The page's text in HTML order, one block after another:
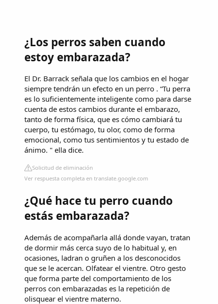
¿Los perros saben cuando
estoy embarazada?
El Dr. Barrack señala que los cambios en el hogar
siempre tendrán un efecto en un perro . “Tu perra
es lo suficientemente inteligente como para darse
cuenta de estos cambios durante el embarazo,
tanto de forma física, que es cómo cambiará tu
cuerpo, tu estómago, tu olor, como de forma
emocional, como tus sentimientos y tu estado de
ánimo. " ella dice.
Solicitud de eliminación
Ver respuesta completa en translate.google.com
¿Qué hace tu perro cuando
estás embarazada?
Además de acompañarla allá donde vayan, tratan
de dormir más cerca suyo de lo habitual y, en
ocasiones, ladran o gruñen a los desconocidos
que se le acercan. Olfatear el vientre. Otro gesto
que forma parte del comportamiento de los
perros con embarazadas es la repetición de
olisquear el vientre materno.